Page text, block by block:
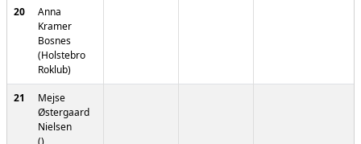
20
Anna
Kramer
Bosnes
(Holstebro
Roklub)
21
Mejse
Østergaard
Nielsen
()